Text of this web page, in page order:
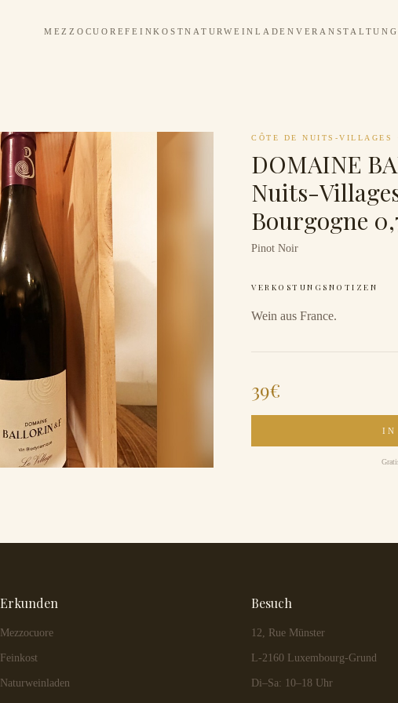
MEZZOCUOREFEINKOSTNATURWEINLADEN
CÔTE DE NUITS-VILLAGES
DOMAINE
Nuits-
Bourgogne
Pinot Noir
VERKOSTUNGSNOTIZEN
Wein aus France.
39€
IN
Erkunden
Mezzocuore
Feinkost
Naturweinladen
Besuch
12, Rue Münster
L-2160 Luxembourg-Grund
Di–Sa: 10–18 Uhr